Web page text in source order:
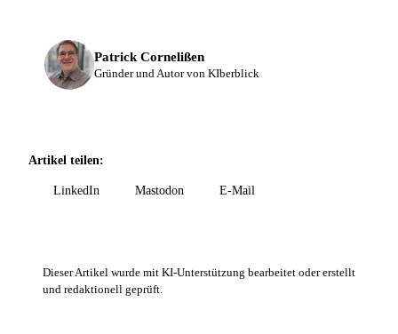
Patrick Cornelißen
Gründer und Autor von KIberblick
Artikel teilen:
LinkedIn Mastodon E-Mail
Dieser Artikel wurde mit KI-Unterstützung bearbeitet oder erstellt
und redaktionell geprüft.